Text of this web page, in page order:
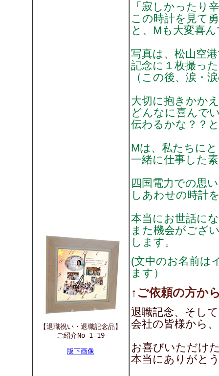
【退職祝い・退職記念品】
ご紹介No 1-19
版下画像
「寂しかったり
この時計を見て
と、Mも大変喜
写真は、松山空
記念に１枚撮っ
（この後、涙・
大切に抱きかか
どんなに喜んで
伝わるかな？？
Mは、私たちに
一緒に仕事した
四国電力での思
しあわせの時計
本当にお世話に
また機会がござ
します。
(文中のお名前は
ます）
↑ご依頼の方か
退職記念、そし
会社の皆様から
お喜びいただけ
本当にありがと